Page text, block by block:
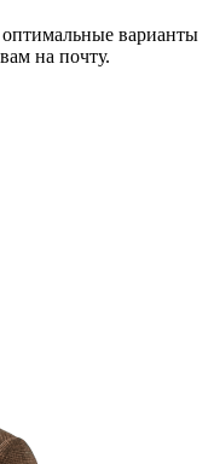
варианты
на почту.